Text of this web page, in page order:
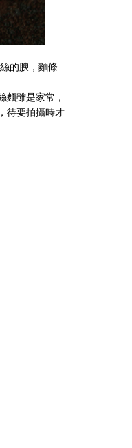
的腴，麵條
麵雖是家常，
待要拍攝時才